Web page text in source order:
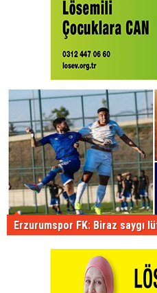
Erzurumspor FK: Biraz saygı